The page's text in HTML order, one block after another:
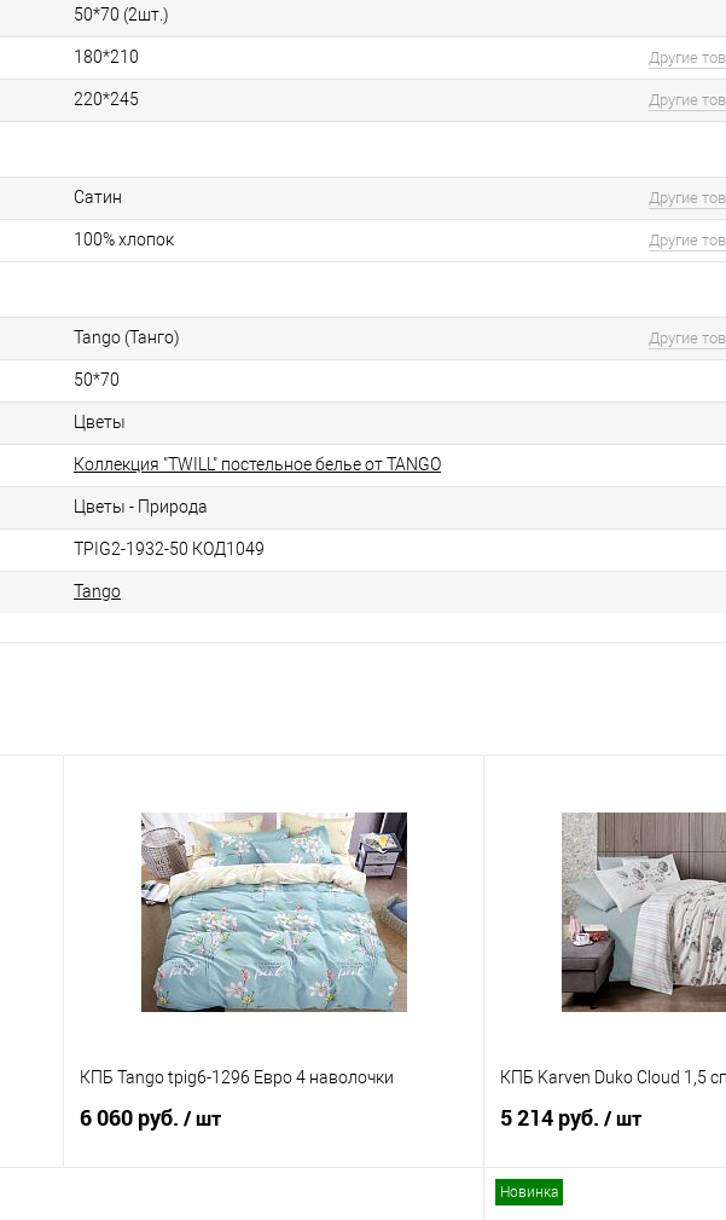
50*70 (2шт.)
180*210 Другие
220*245 Другие
Сатин Другие
100% хлопок Другие
Tango (Танго) Другие
50*70
Цветы
Коллекция "TWILL" постельное белье от TANGO
Цветы - Природа
TPIG2-1932-50 КОД1049
Tango
КПБ Tango tpig6-1296 Евро 4 наволочки
6 060 руб. / шт
КПБ Karven Duko Cloud 1,5
5 214 руб. / шт
Новинка